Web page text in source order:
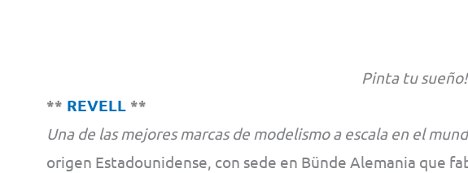
Pinta tu sueño!
** REVELL**
Una de las mejores marcas de modelismo a escala en el
origen Estadounidense, con sede en Bünde Alemania que